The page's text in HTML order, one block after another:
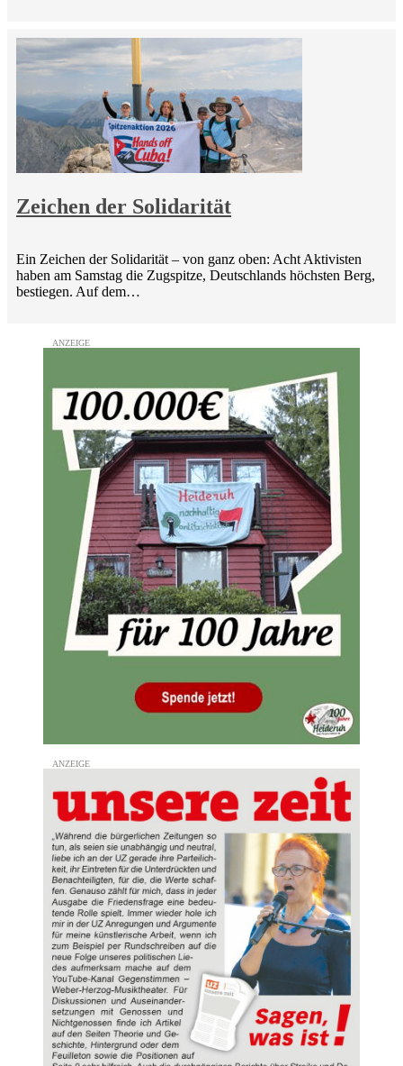
Zeichen der Solidarität
Ein Zeichen der Solidarität – von ganz oben: Acht Aktivisten
haben am Samstag die Zugspitze, Deutschlands höchsten Berg,
bestiegen. Auf dem…